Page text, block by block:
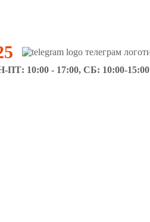
ПТ: 10:00 - 17:00, СБ: 10:00-15:00